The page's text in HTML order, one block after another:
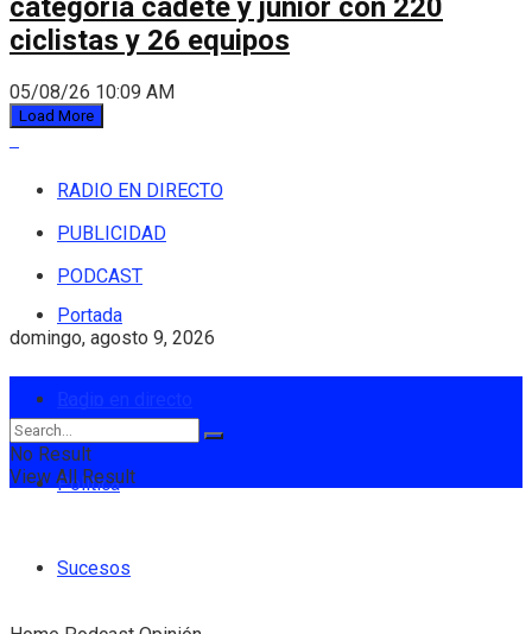
categoría cadete y júnior con 220
ciclistas y 26 equipos
05/08/26 10:09 AM
Load More
RADIO EN DIRECTO
PUBLICIDAD
PODCAST
domingo, agosto 9, 2026
Portada
Política
Sucesos
No Result
View All Result